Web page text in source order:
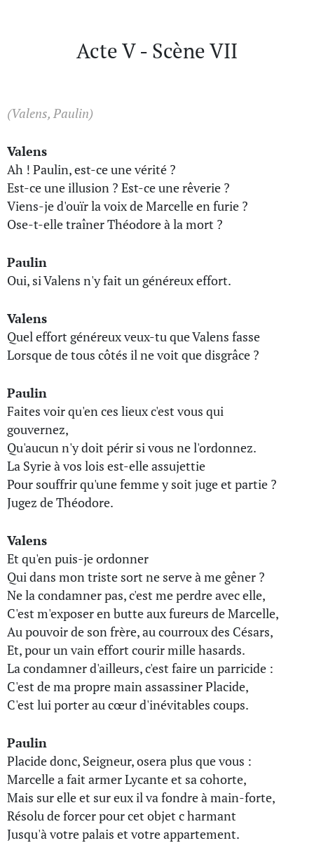
Acte V - Scène VII
(Valens, Paulin)
Valens
Ah ! Paulin, est-ce une vérité ?
Est-ce une illusion ? Est-ce une rêverie ?
Viens-je d'ouïr la voix de Marcelle en furie ?
Ose-t-elle traîner Théodore à la mort ?
Paulin
Oui, si Valens n'y fait un généreux effort.
Valens
Quel effort généreux veux-tu que Valens fasse
Lorsque de tous côtés il ne voit que disgrâce ?
Paulin
Faites voir qu'en ces lieux c'est vous qui
gouvernez,
Qu'aucun n'y doit périr si vous ne l'ordonnez.
La Syrie à vos lois est-elle assujettie
Pour souffrir qu'une femme y soit juge et partie ?
Jugez de Théodore.
Valens
Et qu'en puis-je ordonner
Qui dans mon triste sort ne serve à me gêner ?
Ne la condamner pas, c'est me perdre avec elle,
C'est m'exposer en butte aux fureurs de Marcelle,
Au pouvoir de son frère, au courroux des Césars,
Et, pour un vain effort courir mille hasards.
La condamner d'ailleurs, c'est faire un parricide :
C'est de ma propre main assassiner Placide,
C'est lui porter au cœur d'inévitables coups.
Paulin
Placide donc, Seigneur, osera plus que vous :
Marcelle a fait armer Lycante et sa cohorte,
Mais sur elle et sur eux il va fondre à main-forte,
Résolu de forcer pour cet objet c harmant
Jusqu'à votre palais et votre appartement.